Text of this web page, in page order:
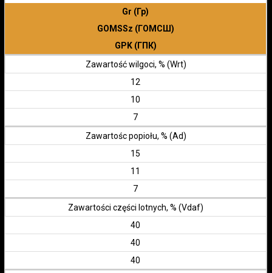
Gr (Гр)
GOMSSz (ГОМСШ)
GPK (ГПК)
Zawartość wilgoci, % (Wrt)
12
10
7
Zawartośc popiołu, % (Ad)
15
11
7
Zawartości części lotnych, % (Vdaf)
40
40
40